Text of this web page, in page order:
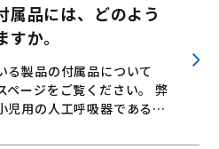
属品には、どのよう
か。
る製品の付属品について
ページをご覧ください。 弊
児用の人工呼吸器である…